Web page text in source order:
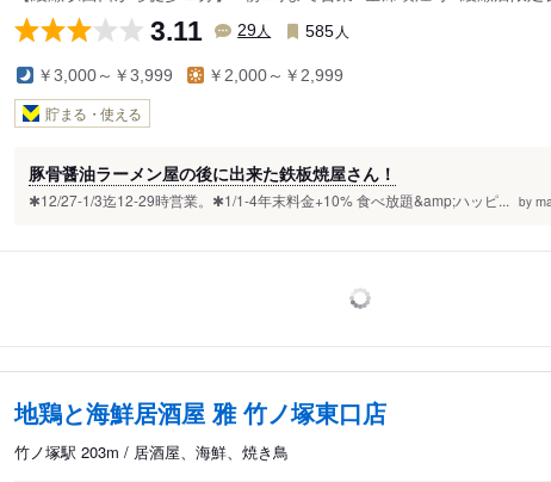
3.11 29人 585 人
￥3,000～￥3,999 ￥2,000～￥2,999
貯まる・使える
豚骨醤油ラーメン屋の後に出来た鉄板焼屋さん！
✱12/27-1/3迄12-29時営業。✱1/1-4年末料金+10% 食べ放題&amp;ハッピ... by
地鶏と海鮮居酒屋 雅 竹ノ塚東口店
竹ノ塚駅 203m / 居酒屋、海鮮、焼き鳥